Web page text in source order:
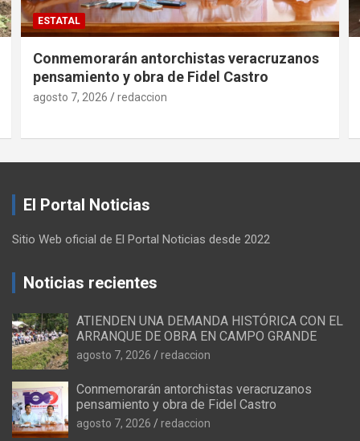
ESTATAL
Conmemorarán antorchistas veracruzanos
pensamiento y obra de Fidel Castro
agosto 7, 2026 redaccion
El Portal Noticias
Sitio Web oficial de El Portal Noticias desde 2022
Noticias recientes
ATIENDEN UNA DEMANDA HISTÓRICA CON EL
ARRANQUE DE OBRA EN CAMPO GRANDE
agosto 7, 2026 redaccion
Conmemorarán antorchistas veracruzanos
pensamiento y obra de Fidel Castro
agosto 7, 2026 redaccion